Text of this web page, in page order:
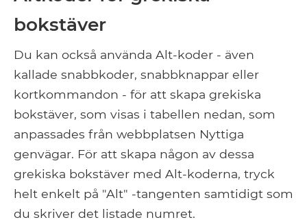
bokstäver
Du kan också använda Alt-koder - även
kallade snabbkoder, snabbknappar eller
kortkommandon - för att skapa grekiska
bokstäver, som visas i tabellen nedan, som
anpassades från webbplatsen Nyttiga
genvägar. För att skapa någon av dessa
grekiska bokstäver med Alt-koderna, tryck
helt enkelt på "Alt" -tangenten samtidigt som
du skriver det listade numret.